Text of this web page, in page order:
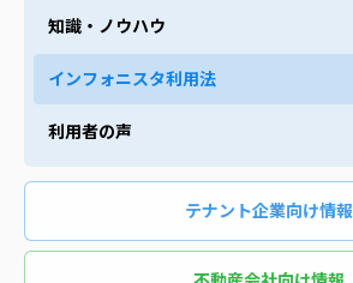
知識・ノウハウ
インフォニスタ利用法
利用者の声
テナント企業向け情報